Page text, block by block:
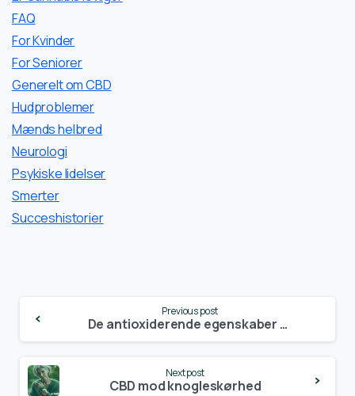
FAQ
For Kvinder
For Seniorer
Generelt om CBD
Hudproblemer
Mænds helbred
Neurologi
Psykiske lidelser
Smerter
Succeshistorier
Reading
Previous post
De antioxiderende egenskaber fra CBD
Next post
CBD mod knogleskørhed